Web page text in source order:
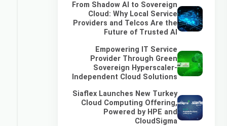
From Shadow AI to Sovereign
Cloud: Why Local Service
Providers and Telcos Are the
Future of Trusted AI
Empowering IT Service
Provider Through Green
Sovereign Hyperscaler-
Independent Cloud Solutions
Siaflex Launches New Turkey
Cloud Computing Offering,
Powered by HPE and
CloudSigma